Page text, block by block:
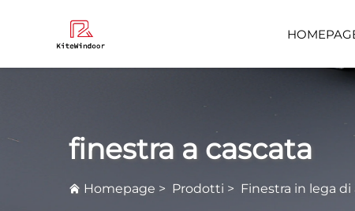
finestra a cascata
Homepage > Prodotti > Finestra in lega